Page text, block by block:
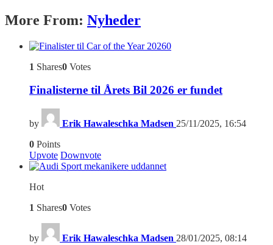
More From: Nyheder
0
1 Shares0 Votes
Finalisterne til Årets Bil 2026 er fundet
by Erik Hawaleschka Madsen 25/11/2025, 16:54
0 Points
Upvote Downvote
Hot
1 Shares0 Votes
by Erik Hawaleschka Madsen 28/01/2025, 08:14